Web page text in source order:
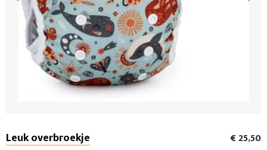
Leuk overbroekje
€ 25,50